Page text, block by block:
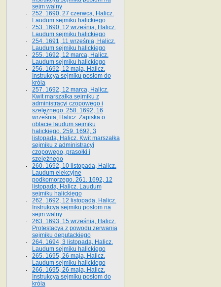
sejm walny
252. 1690, 27 czerwca, Halicz.
Laudum sejmiku halickiego
253. 1690, 12 września, Halicz.
Laudum sejmiku halickiego
254. 1691, 11 września, Halicz.
Laudum sejmiku halickiego
255. 1692, 12 marca, Halicz.
Laudum sejmiku halickiego
256. 1692, 12 maja, Halicz.
Instrukcya sejmiku posłom do
króla
257. 1692, 12 marca, Halicz.
Kwit marszałka sejmiku z
administracyi czopowego i
szelężnego. 258. 1692, 16
września, Halicz. Zapiska o
oblacie laudum sejmiku
halickiego. 259. 1692, 3
listopada, Halicz. Kwit marszałka
sejmiku z administracyi
czopowego, prasołki i
szelężnego
260. 1692, 10 listopada, Halicz.
Laudum elekcyjne
podkomorzego. 261. 1692, 12
listopada, Halicz. Laudum
sejmiku halickiego
262. 1692, 12 listopada, Halicz.
Instrukcya sejmiku posłom na
sejm walny
263. 1693, 15 września, Halicz.
Protestacya z powodu zerwania
sejmiku deputackiego
264. 1694, 3 listopada, Halicz.
Laudum sejmiku halickiego
265. 1695, 26 maja, Halicz.
Laudum sejmiku halickiego
266. 1695, 26 maja, Halicz.
Instrukcya sejmiku posłom do
króla